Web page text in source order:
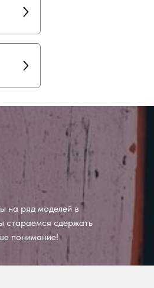
на ряд моделей в
стараемся сдержать
понимание!